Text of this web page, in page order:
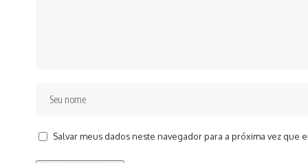
Salvar meus dados neste navegador para a próxima vez que